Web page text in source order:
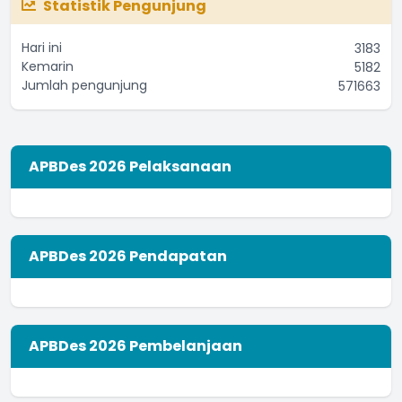
Apakah produsen sudah memiliki Ijin Rumah Tangga
...selengkapnya
Yoseph Mario
02 September 2021 11:53:33
Statistik Pengunjung
Hari ini
3183
Kemarin
5182
Jumlah pengunjung
571663
APBDes 2026 Pelaksanaan
APBDes 2026 Pendapatan
APBDes 2026 Pembelanjaan